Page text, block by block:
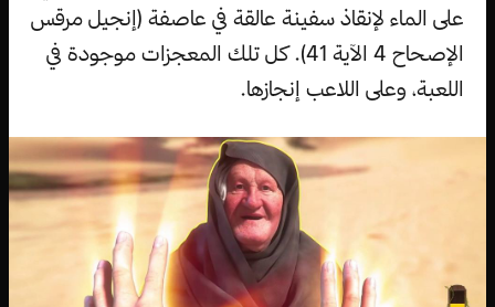
على الماء لإنقاذ سفينة عالقة في عاصفة (إنجيل مرقس
الإصحاح 4 الآية 41). كل تلك المعجزات موجودة في
اللعبة، وعلى اللاعب إنجازها.